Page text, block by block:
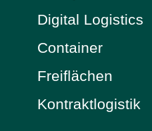
Digital Logistics
Container
Freiflächen
Kontraktlogistik